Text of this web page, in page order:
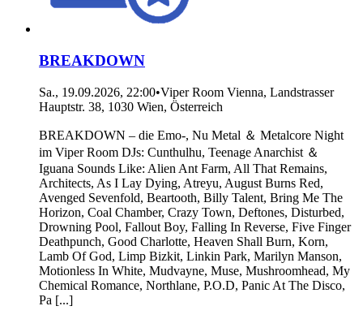
BREAKDOWN
Sa., 19.09.2026, 22:00•Viper Room Vienna, Landstrasser
Hauptstr. 38, 1030 Wien, Österreich
BREAKDOWN – die Emo-, Nu Metal ＆ Metalcore Night
im Viper Room DJs: Cunthulhu, Teenage Anarchist ＆
Iguana Sounds Like: Alien Ant Farm, All That Remains,
Architects, As I Lay Dying, Atreyu, August Burns Red,
Avenged Sevenfold, Beartooth, Billy Talent, Bring Me The
Horizon, Coal Chamber, Crazy Town, Deftones, Disturbed,
Drowning Pool, Fallout Boy, Falling In Reverse, Five Finger
Deathpunch, Good Charlotte, Heaven Shall Burn, Korn,
Lamb Of God, Limp Bizkit, Linkin Park, Marilyn Manson,
Motionless In White, Mudvayne, Muse, Mushroomhead, My
Chemical Romance, Northlane, P.O.D, Panic At The Disco,
Pa [...]